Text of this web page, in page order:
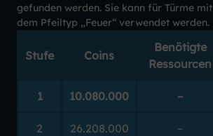
gefunden werden. Sie kann für Türme mit
dem Pfeiltyp „Feuer“ verwendet werden.
Stufe Coins
Benötigte
Ressourcen
1 10.080.000 –
2 26.208.000 –